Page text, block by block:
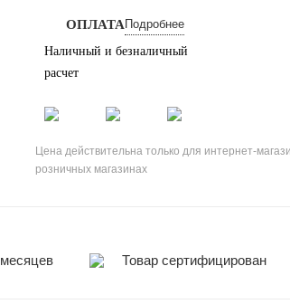
ОПЛАТА Подробнее
Наличный и безналичный
расчет
Цена действительна только для интернет-
розничных магазинах
Товар сертифицирован